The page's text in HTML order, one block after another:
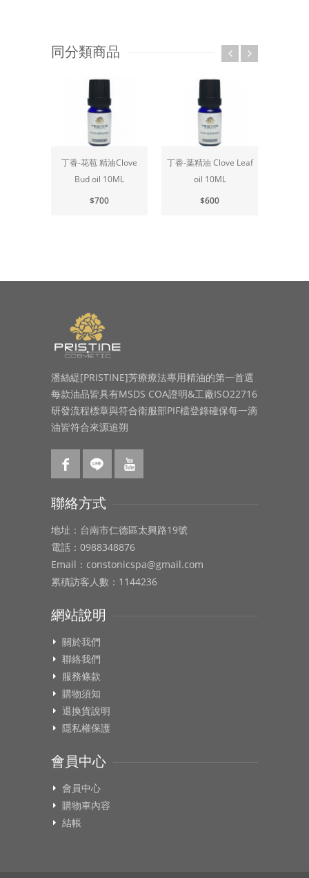
同分類商品
丁香-花苞 精油Clove
Bud oil 10ML
$700
丁香-葉精油 Clove Leaf
oil 10ML
$600
潘絲緹[PRISTINE]芳療療法專用精油的第一首選
每款油品皆具有MSDS COA證明&工廠ISO22716
研發流程標章與符合衛服部PIF檔登錄確保每一滴
油皆符合來源追朔
聯絡方式
地址：台南市仁德區太興路19號
電話：0988348876
Email：constonicspa@gmail.com
累積訪客人數：1144236
網站說明
關於我們
聯絡我們
服務條款
購物須知
退換貨說明
隱私權保護
會員中心
會員中心
購物車內容
結帳